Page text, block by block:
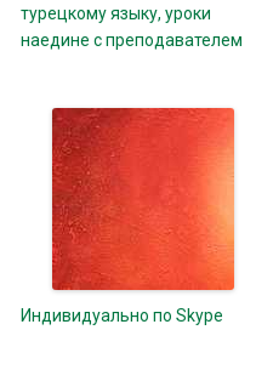
турецкому языку, уроки
наедине с преподавателем
Индивидуально по Skype